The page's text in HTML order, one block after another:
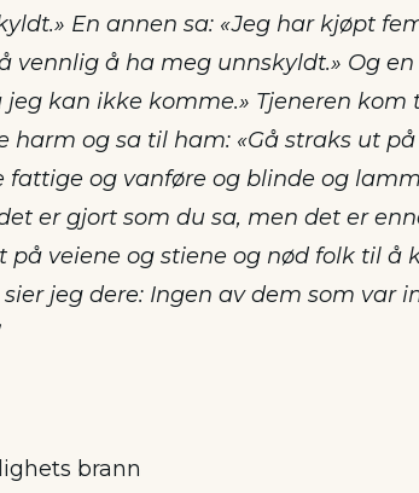
En annen sa: «Jeg har kjøpt
vennlig å ha meg unnskyldt.» Og en
kan ikke komme.» Tjeneren kom
harm og sa til ham: «Gå straks ut
og vanføre og blinde og
er gjort som du sa, men det er
på veiene og stiene og nød folk til å
jeg dere: Ingen av dem som var
brann